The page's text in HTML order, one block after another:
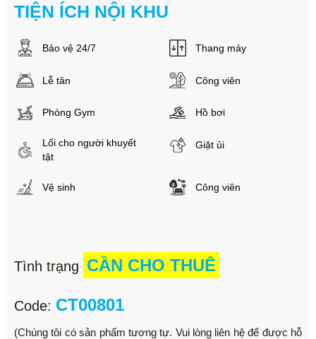
TIỆN ÍCH NỘI KHU
Bảo vệ 24/7 Thang máy
Lễ tân Công viên
Phòng Gym Hồ bơi
Lối cho người khuyết
tật
Giặt ủi
Vệ sinh Công viên
Tình trạng CẦN CHO THUÊ
Code: CT00801
(Chúng tôi có sản phẩm tương tự. Vui lòng liên hệ để được hỗ